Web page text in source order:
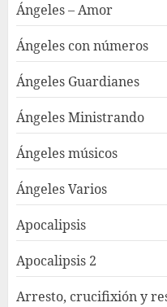
Ángeles – Amor
Ángeles con números
Ángeles Guardianes
Ángeles Ministrando
Ángeles músicos
Ángeles Varios
Apocalipsis
Apocalipsis 2
Arresto, crucifixión y